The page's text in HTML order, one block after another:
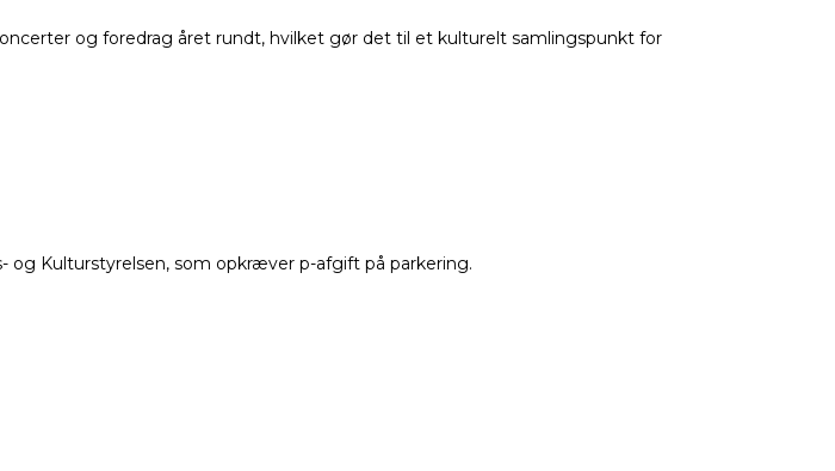
og foredrag året rundt, hvilket gør det til et kulturelt samlingspunkt for
og Kulturstyrelsen, som opkræver p-afgift på parkering.